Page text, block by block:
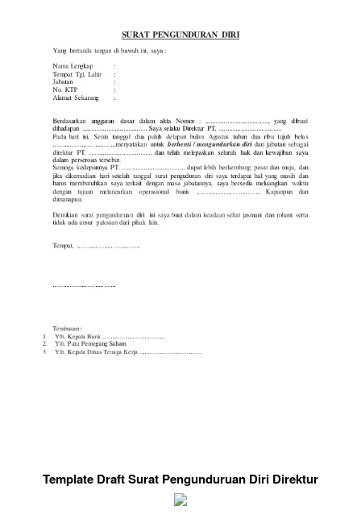
Template Draft Surat Pengunduruan Diri Direktur